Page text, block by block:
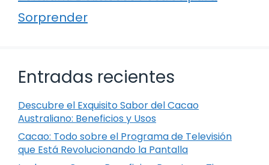
Sorprender
Entradas recientes
Descubre el Exquisito Sabor del Cacao
Australiano: Beneficios y Usos
Cacao: Todo sobre el Programa de Televisión
que Está Revolucionando la Pantalla